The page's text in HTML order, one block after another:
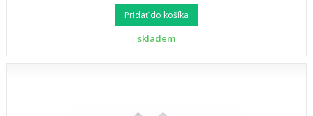
Pridať do košíka
skladem